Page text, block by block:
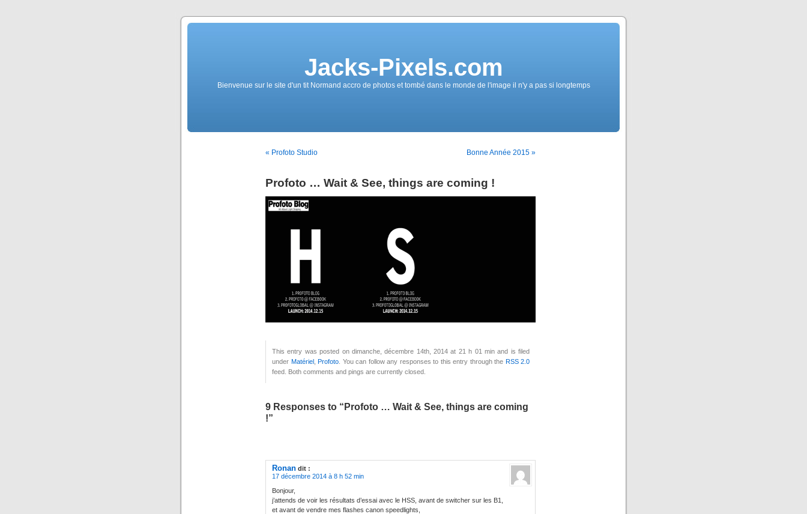
Jacks-Pixels.com
Bienvenue sur le site d'un tit Normand accro de photos et tombé dans le monde de l'image il n'y a pas si longtemps
« Profoto Studio Bonne Année 2015 »
Profoto … Wait & See, things are coming !
This entry was posted on dimanche, décembre 14th, 2014 at 21 h 01 min and is filed
under Matériel, Profoto . You can follow any responses to this entry through the RSS 2.0
feed. Both comments and pings are currently closed.
9 Responses to “Profoto … Wait & See, things are coming
!”
Ronan dit :
17 décembre 2014 à 8 h 52 min
Bonjour,
j’attends de voir les résultats d’essai avec le HSS, avant de switcher sur les B1,
et avant de vendre mes flashes canon speedlights,